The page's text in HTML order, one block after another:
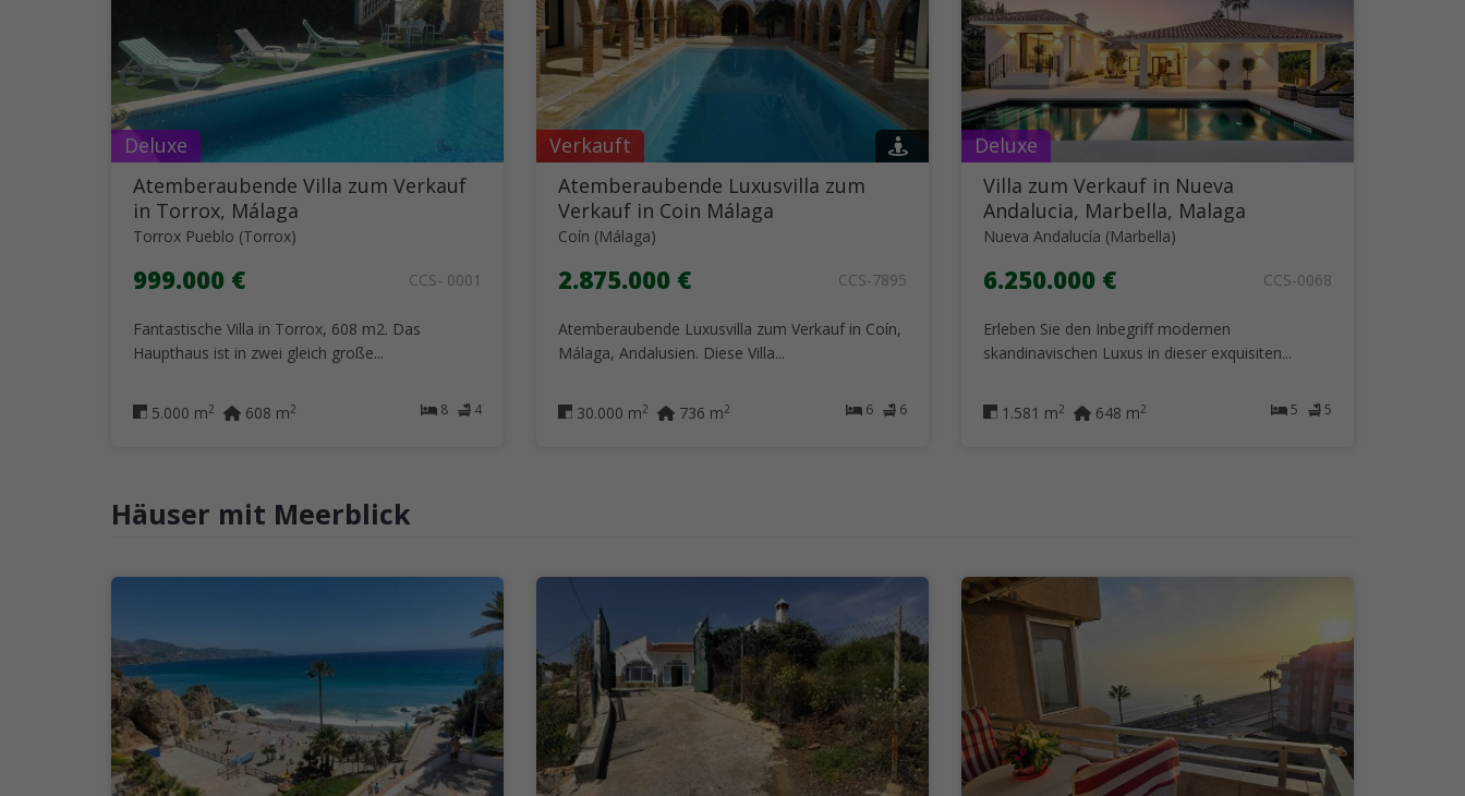
Deluxe
Atemberaubende Villa zum Verkauf
in Torrox, Málaga
Torrox Pueblo (Torrox)
999.000 € CCS- 0001
Fantastische Villa in Torrox, 608 m2. Das
Haupthaus ist in zwei gleich große...
8 4
5.000 m2 608 m2
Verkauft
Atemberaubende Luxusvilla zum
Verkauf in Coin Málaga
Coín (Málaga)
2.875.000 € CCS-7895
Atemberaubende Luxusvilla zum Verkauf in Coín,
Málaga, Andalusien. Diese Villa...
6 6
30.000 m2 736 m2
Deluxe
Villa zum Verkauf in Nueva
Andalucia, Marbella, Malaga
Nueva Andalucía (Marbella)
6.250.000 € CCS-0068
Erleben Sie den Inbegriff modernen
skandinavischen Luxus in dieser exquisiten...
5 5
1.581 m2 648 m2
Häuser mit Meerblick